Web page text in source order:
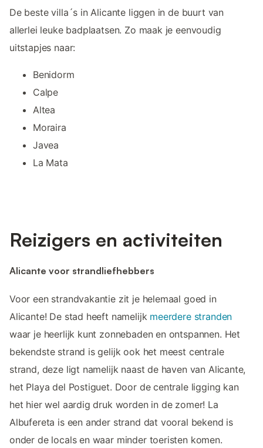
De beste villa´s in Alicante liggen in de buurt van
allerlei leuke badplaatsen. Zo maak je eenvoudig
uitstapjes naar:
Benidorm
Calpe
Altea
Moraira
Javea
La Mata
Reizigers en activiteiten
Alicante voor strandliefhebbers
Voor een strandvakantie zit je helemaal goed in
Alicante! De stad heeft namelijk meerdere stranden
waar je heerlijk kunt zonnebaden en ontspannen. Het
bekendste strand is gelijk ook het meest centrale
strand, deze ligt namelijk naast de haven van Alicante,
het Playa del Postiguet. Door de centrale ligging kan
het hier wel aardig druk worden in de zomer! La
Albufereta is een ander strand dat vooral bekend is
onder de locals en waar minder toeristen komen.